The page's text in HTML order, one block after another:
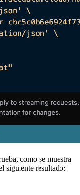
como se muestra
siguiente resultado: